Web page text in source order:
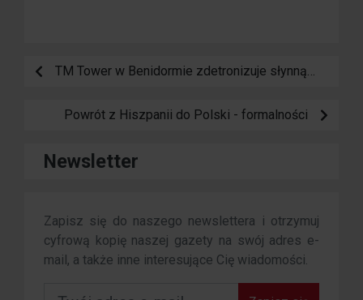
TM Tower w Benidormie zdetronizuje słynną Złota 44 i stanie się najwyższym budynkiem mieszkalnym w Unii Europejskiej
Powrót z Hiszpanii do Polski - formalności
Newsletter
Zapisz się do naszego newslettera i otrzymuj
cyfrową kopię naszej gazety na swój adres e-
mail, a także inne interesujące Cię wiadomości.